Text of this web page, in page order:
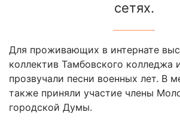
сетях.
Для проживающих в интернате
коллектив Тамбовского колледжа
прозвучали песни военных лет. В
также приняли участие члены
городской Думы.